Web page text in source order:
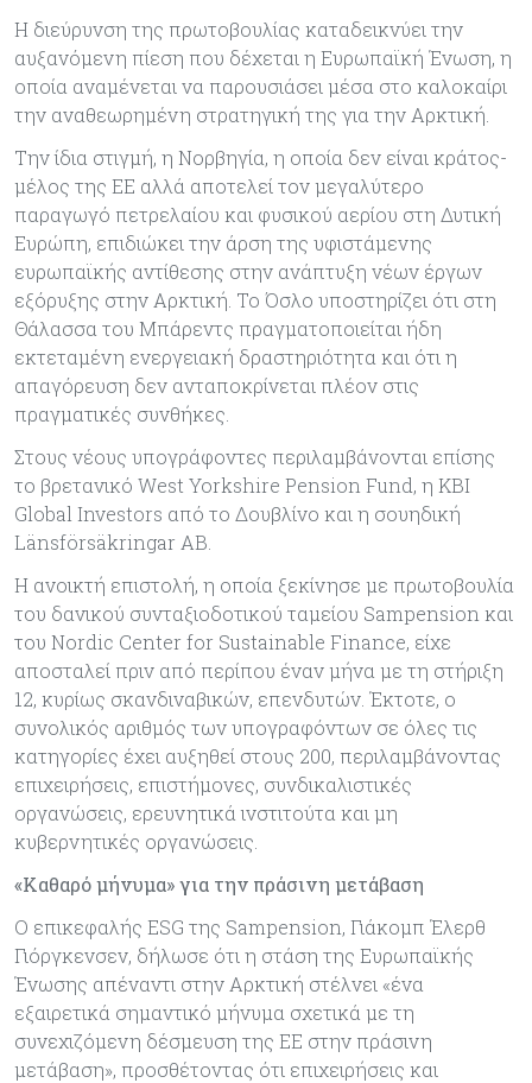
Η διεύρυνση της πρωτοβουλίας καταδεικνύει την
αυξανόμενη πίεση που δέχεται η Ευρωπαϊκή Ένωση, η
οποία αναμένεται να παρουσιάσει μέσα στο καλοκαίρι
την αναθεωρημένη στρατηγική της για την Αρκτική.
Την ίδια στιγμή, η Νορβηγία, η οποία δεν είναι κράτος-
μέλος της ΕΕ αλλά αποτελεί τον μεγαλύτερο
παραγωγό πετρελαίου και φυσικού αερίου στη Δυτική
Ευρώπη, επιδιώκει την άρση της υφιστάμενης
ευρωπαϊκής αντίθεσης στην ανάπτυξη νέων έργων
εξόρυξης στην Αρκτική. Το Όσλο υποστηρίζει ότι στη
Θάλασσα του Μπάρεντς πραγματοποιείται ήδη
εκτεταμένη ενεργειακή δραστηριότητα και ότι η
απαγόρευση δεν ανταποκρίνεται πλέον στις
πραγματικές συνθήκες.
Στους νέους υπογράφοντες περιλαμβάνονται επίσης
το βρετανικό West Yorkshire Pension Fund, η KBI
Global Investors από το Δουβλίνο και η σουηδική
Länsförsäkringar AB.
Η ανοικτή επιστολή, η οποία ξεκίνησε με πρωτοβουλία
του δανικού συνταξιοδοτικού ταμείου Sampension και
του Nordic Center for Sustainable Finance, είχε
αποσταλεί πριν από περίπου έναν μήνα με τη στήριξη
12, κυρίως σκανδιναβικών, επενδυτών. Έκτοτε, ο
συνολικός αριθμός των υπογραφόντων σε όλες τις
κατηγορίες έχει αυξηθεί στους 200, περιλαμβάνοντας
επιχειρήσεις, επιστήμονες, συνδικαλιστικές
οργανώσεις, ερευνητικά ινστιτούτα και μη
κυβερνητικές οργανώσεις.
«Καθαρό μήνυμα» για την πράσινη μετάβαση
Ο επικεφαλής ESG της Sampension, Γιάκομπ Έλερθ
Γιόργκενσεν, δήλωσε ότι η στάση της Ευρωπαϊκής
Ένωσης απέναντι στην Αρκτική στέλνει «ένα
εξαιρετικά σημαντικό μήνυμα σχετικά με τη
συνεχιζόμενη δέσμευση της ΕΕ στην πράσινη
μετάβαση», προσθέτοντας ότι επιχειρήσεις και